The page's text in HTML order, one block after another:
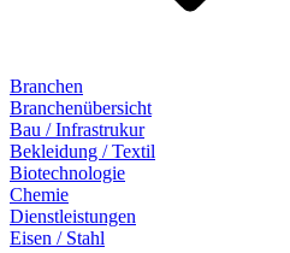
Branchen
Branchenübersicht
Bau / Infrastrukur
Bekleidung / Textil
Biotechnologie
Chemie
Dienstleistungen
Eisen / Stahl